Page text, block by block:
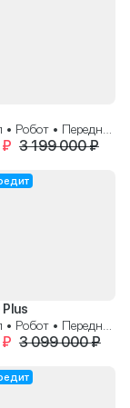
3 199 000 ₽
3 099 000 ₽